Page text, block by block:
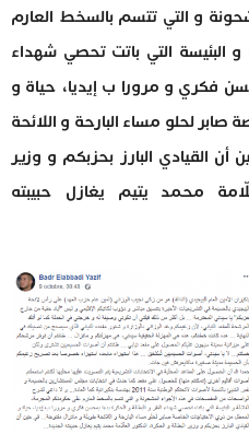
و التي تتسم بالسخط العارم
البئيسة التي باتت تحصي شهداء
فكري و مرورا ب إيديا، حياة و
لحلو مساء البارحة و اللائحة
القيادي البارز بحزبكم و وزير
محمد يتيم يغازل حبيبته